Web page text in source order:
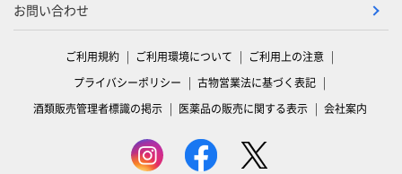
お問い合わせ
ご利用規約 ご利用環境について
ご利用上の注意
プライバシーポリシー
古物営業法に基づく表記
酒類販売管理者標識の掲示
医薬品の販売に関する表示 会社案内